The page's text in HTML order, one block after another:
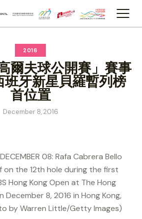
2016
爾夫球公開賽」賽事
班牙新星貝羅暫列榜
首位置
December 8, 2016